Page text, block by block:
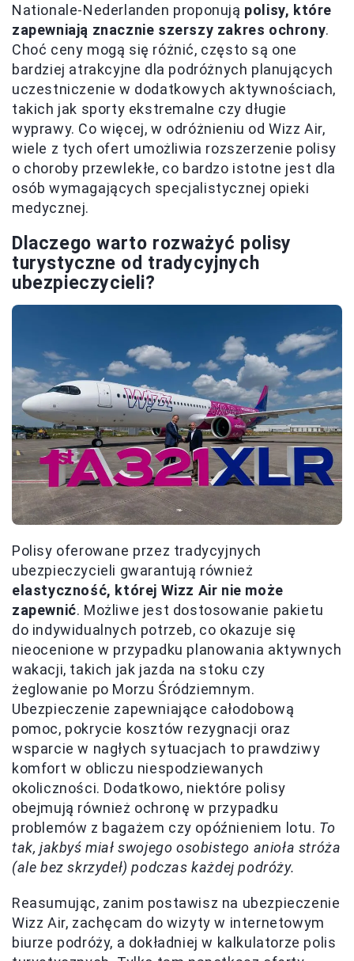
Nationale-Nederlanden proponują polisy, które
zapewniają znacznie szerszy zakres ochrony.
Choć ceny mogą się różnić, często są one
bardziej atrakcyjne dla podróżnych planujących
uczestniczenie w dodatkowych aktywnościach,
takich jak sporty ekstremalne czy długie
wyprawy. Co więcej, w odróżnieniu od Wizz Air,
wiele z tych ofert umożliwia rozszerzenie polisy
o choroby przewlekłe, co bardzo istotne jest dla
osób wymagających specjalistycznej opieki
medycznej.
Dlaczego warto rozważyć polisy
turystyczne od tradycyjnych
ubezpieczycieli?
Polisy oferowane przez tradycyjnych
ubezpieczycieli gwarantują również
elastyczność, której Wizz Air nie może
zapewnić. Możliwe jest dostosowanie pakietu
do indywidualnych potrzeb, co okazuje się
nieocenione w przypadku planowania aktywnych
wakacji, takich jak jazda na stoku czy
żeglowanie po Morzu Śródziemnym.
Ubezpieczenie zapewniające całodobową
pomoc, pokrycie kosztów rezygnacji oraz
wsparcie w nagłych sytuacjach to prawdziwy
komfort w obliczu niespodziewanych
okoliczności. Dodatkowo, niektóre polisy
obejmują również ochronę w przypadku
problemów z bagażem czy opóźnieniem lotu. To
tak, jakbyś miał swojego osobistego anioła stróża
(ale bez skrzydeł) podczas każdej podróży.
Reasumując, zanim postawisz na ubezpieczenie
Wizz Air, zachęcam do wizyty w internetowym
biurze podróży, a dokładniej w kalkulatorze polis